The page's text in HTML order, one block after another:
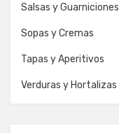
Salsas y Guarniciones
Sopas y Cremas
Tapas y Aperitivos
Verduras y Hortalizas